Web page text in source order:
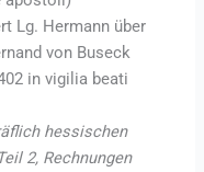
Lg. Hermann über
von Buseck
in vigilia beati
hessischen
2, Rechnungen